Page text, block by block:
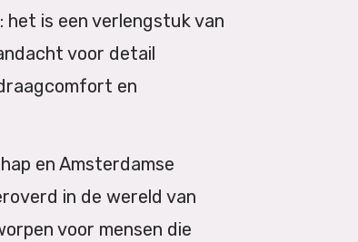
het is een verlengstuk van
voor detail
en
en Amsterdamse
in de wereld van
voor mensen die